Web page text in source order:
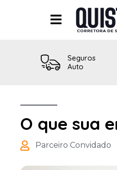
Seguros
Auto
O que sua
Parceiro Convidado